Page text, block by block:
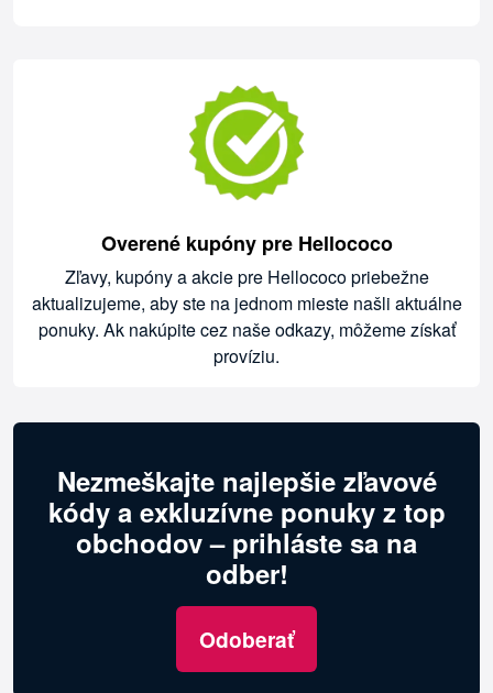
Overené kupóny pre Hellococo
Zľavy, kupóny a akcie pre Hellococo priebežne
aktualizujeme, aby ste na jednom mieste našli aktuálne
ponuky. Ak nakúpite cez naše odkazy, môžeme získať
províziu.
Nezmeškajte najlepšie zľavové
kódy a exkluzívne ponuky z top
obchodov – prihláste sa na
odber!
Odoberať